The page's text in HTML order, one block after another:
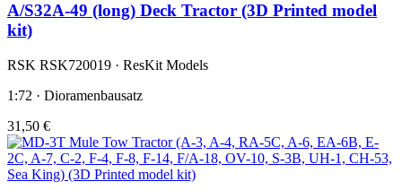
A/S32A-49 (long) Deck Tractor (3D Printed model
kit)
RSK RSK720019 · ResKit Models
1:72 · Dioramenbausatz
31,50 €